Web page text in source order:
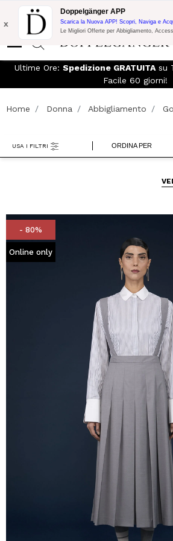
Spedizione Gratuita su Tutto!
Acquisto con codice:
x
Doppelgänger APP
Scarica la Nuova APP! Scopri, Naviga e
Le Migliori Offerte per Abbigliamento,
Ultime Ore: Spedizione GRATUITA su
Facile 60 giorni!
Home Donna Abbigliamento
ORDINA PER
USA I FILTRI
- 80%
Online only